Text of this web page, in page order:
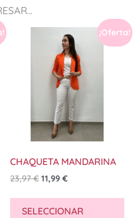
¡Oferta!
CHAQUETA MANDARINA
23,97€ 11,99 €
SELECCIONAR